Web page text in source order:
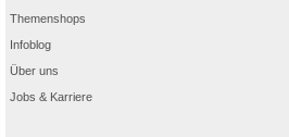
Themenshops
Infoblog
Über uns
Jobs & Karriere